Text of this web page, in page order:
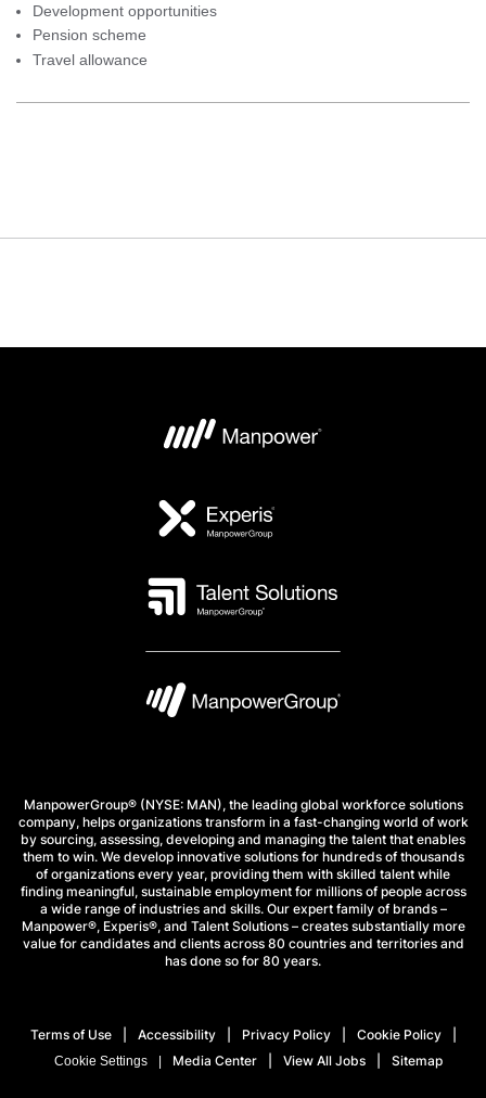
Development opportunities
Pension scheme
Travel allowance
ManpowerGroup® (NYSE: MAN), the leading global workforce solutions
company, helps organizations transform in a fast-changing world of work
by sourcing, assessing, developing and managing the talent that enables
them to win. We develop innovative solutions for hundreds of thousands
of organizations every year, providing them with skilled talent while
finding meaningful, sustainable employment for millions of people across
a wide range of industries and skills. Our expert family of brands –
Manpower®, Experis®, and Talent Solutions – creates substantially more
value for candidates and clients across 80 countries and territories and
has done so for 80 years.
Terms of Use Accessibility Privacy Policy Cookie Policy
Cookie Settings Media Center View All Jobs Sitemap